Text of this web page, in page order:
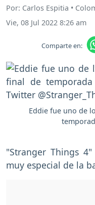
Por: Carlos Espitia •
Vie, 08 Jul 2022 8:26 am
Comparte en:
Eddie fue uno de
"Stranger Things
muy especial de la